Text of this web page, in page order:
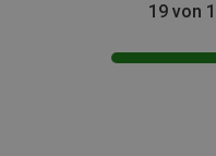
19 von